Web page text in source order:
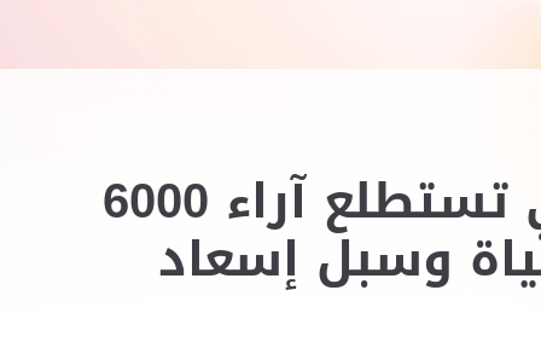
دائرة البلديات والنقل - بلدية مدينة أبوظبي تستطلع آراء 6000
وسبل إسعاد